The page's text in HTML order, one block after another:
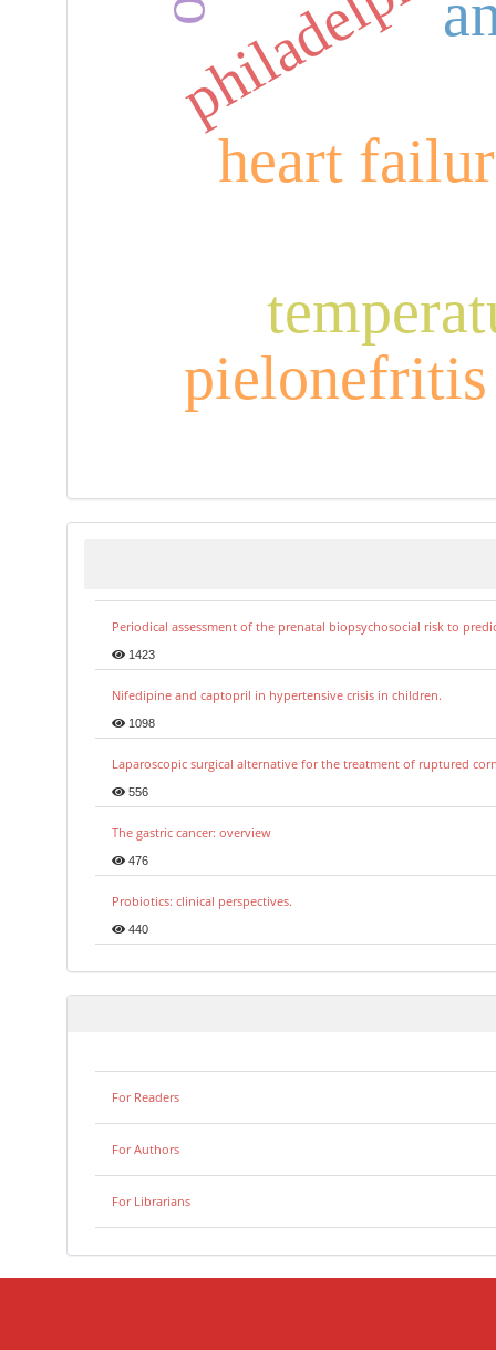
heart
pielonefritis
Periodical assessment of the prenatal biopsychosocial risk to
1423
Nifedipine and captopril in hypertensive crisis in children.
1098
Laparoscopic surgical alternative for the treatment of ruptured
556
The gastric cancer: overview
476
Probiotics: clinical perspectives.
440
For Readers
For Authors
For Librarians